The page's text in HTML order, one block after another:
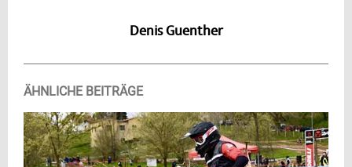
Denis Guenther
ÄHNLICHE BEITRÄGE